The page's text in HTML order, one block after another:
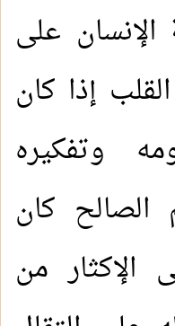
الإنسان على
إذا كان
وتفكيره
الصالح كان
الإكثار من